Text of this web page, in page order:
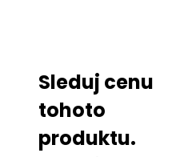
Sleduj cenu
tohoto
produktu.